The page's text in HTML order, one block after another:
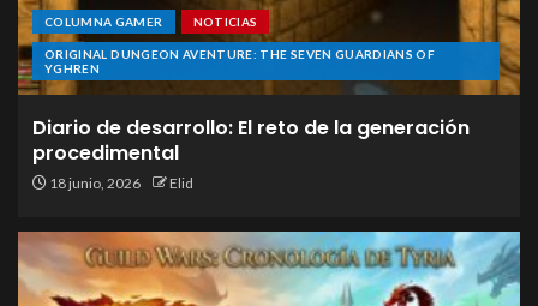
COLUMNA GAMER NOTICIAS
ORIGINAL DUNGEON AVENTURE: THE SEVEN GUARDIANS OF
YGHREN
Diario de desarrollo: El reto de la generación
procedimental
18 junio, 2026 Elid